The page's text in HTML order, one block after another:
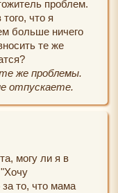
проблем.
что я
больше ничего
те же
же проблемы.
отпускаете.
могу ли я в
то, что мама